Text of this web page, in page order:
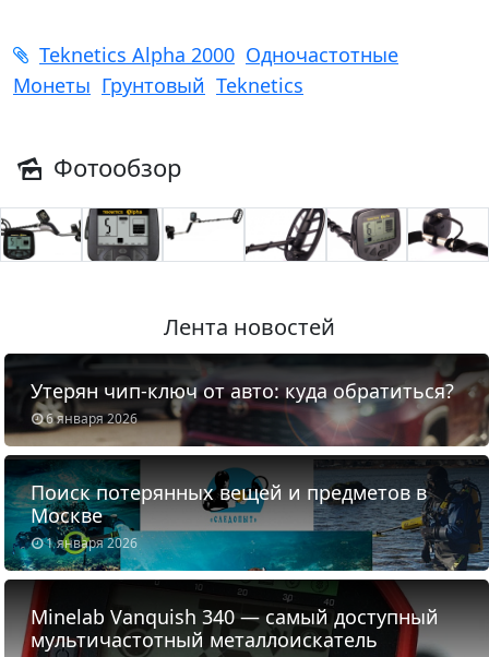
Teknetics Alpha 2000 Одночастотные
Монеты Грунтовый Teknetics
Фотообзор
Лента новостей
6 января 2026
Утерян чип-ключ от авто: куда обратиться?
1 января 2026
Поиск потерянных вещей и предметов в
Москве
Minelab Vanquish 340 — самый доступный
мультичастотный металлоискатель